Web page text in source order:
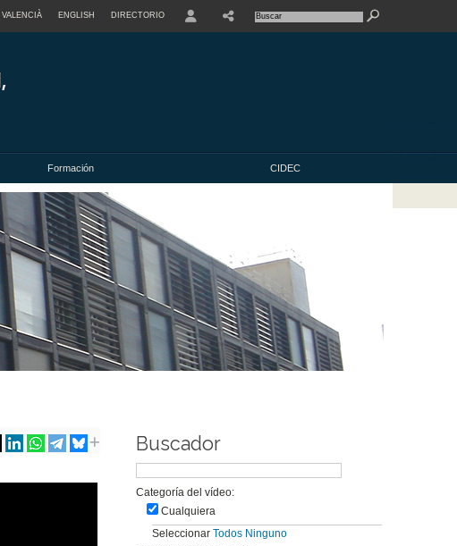
VALENCIÀ ENGLISH DIRECTORIO
Formación CIDEC
Buscador
Categoría del vídeo:
Cualquiera
SeleccionarTodos Ninguno